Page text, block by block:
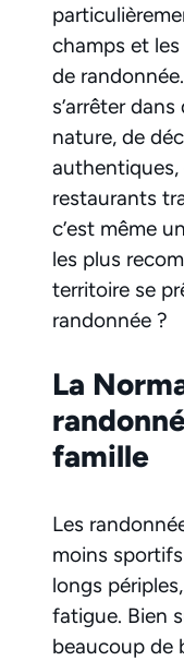
champs et
de
s’arrêter
nature, de
authentiques,
restaurants
c’est même
les plus
territoire se
randonnée ?
La
famille
Les
moins
longs
fatigue. Bien
beaucoup de